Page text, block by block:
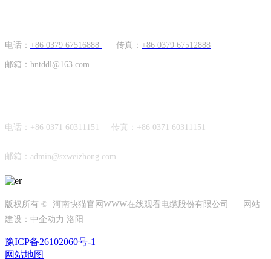
电话： +86 0379 67516888 传真： +86 0379 67512888
邮箱： hntddl@163.com
电话： +86 0371 60311151 传真： +86 0371 60311151
邮箱： admin@sxweizhong.com
版权所有 © 河南快猫官网WWW在线观看电缆股份有限公司
网站
建设：中企动力 洛阳
豫ICP备26102060号-1
网站地图